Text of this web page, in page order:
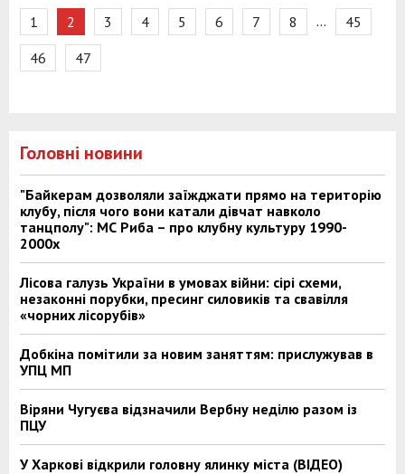
1 2 3 4 5 6 7 8 …
45
46
47
Головні новини
"Байкерам дозволяли заїжджати прямо на територію
клубу, після чого вони катали дівчат навколо
танцполу": МС Риба – про клубну культуру 1990-
2000х
Лісова галузь України в умовах війни: сірі схеми,
незаконні порубки, пресинг силовиків та свавілля
«чорних лісорубів»
Добкіна помітили за новим заняттям: прислужував в
УПЦ МП
Віряни Чугуєва відзначили Вербну неділю разом із
ПЦУ
У Харкові відкрили головну ялинку міста (ВІДЕО)